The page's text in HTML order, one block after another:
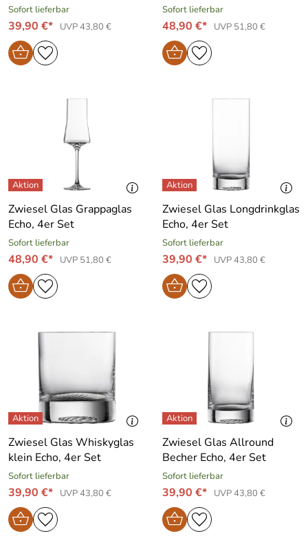
Sofort lieferbar
39,90 €* UVP 43,80 €
Sofort lieferbar
48,90 €* UVP 51,80 €
Zwiesel Glas Grappaglas
Echo, 4er Set
Sofort lieferbar
48,90 €* UVP 51,80 €
Zwiesel Glas Longdrinkglas
Echo, 4er Set
Sofort lieferbar
39,90 €* UVP 43,80 €
Zwiesel Glas Whiskyglas
klein Echo, 4er Set
Sofort lieferbar
39,90 €* UVP 43,80 €
Zwiesel Glas Allround
Becher Echo, 4er Set
Sofort lieferbar
39,90 €* UVP 43,80 €